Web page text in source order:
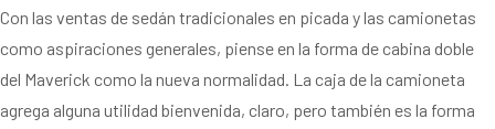
Con las ventas de sedán tradicionales en picada y las camionetas
como aspiraciones generales, piense en la forma de cabina doble
del Maverick como la nueva normalidad. La caja de la camioneta
agrega alguna utilidad bienvenida, claro, pero también es la forma